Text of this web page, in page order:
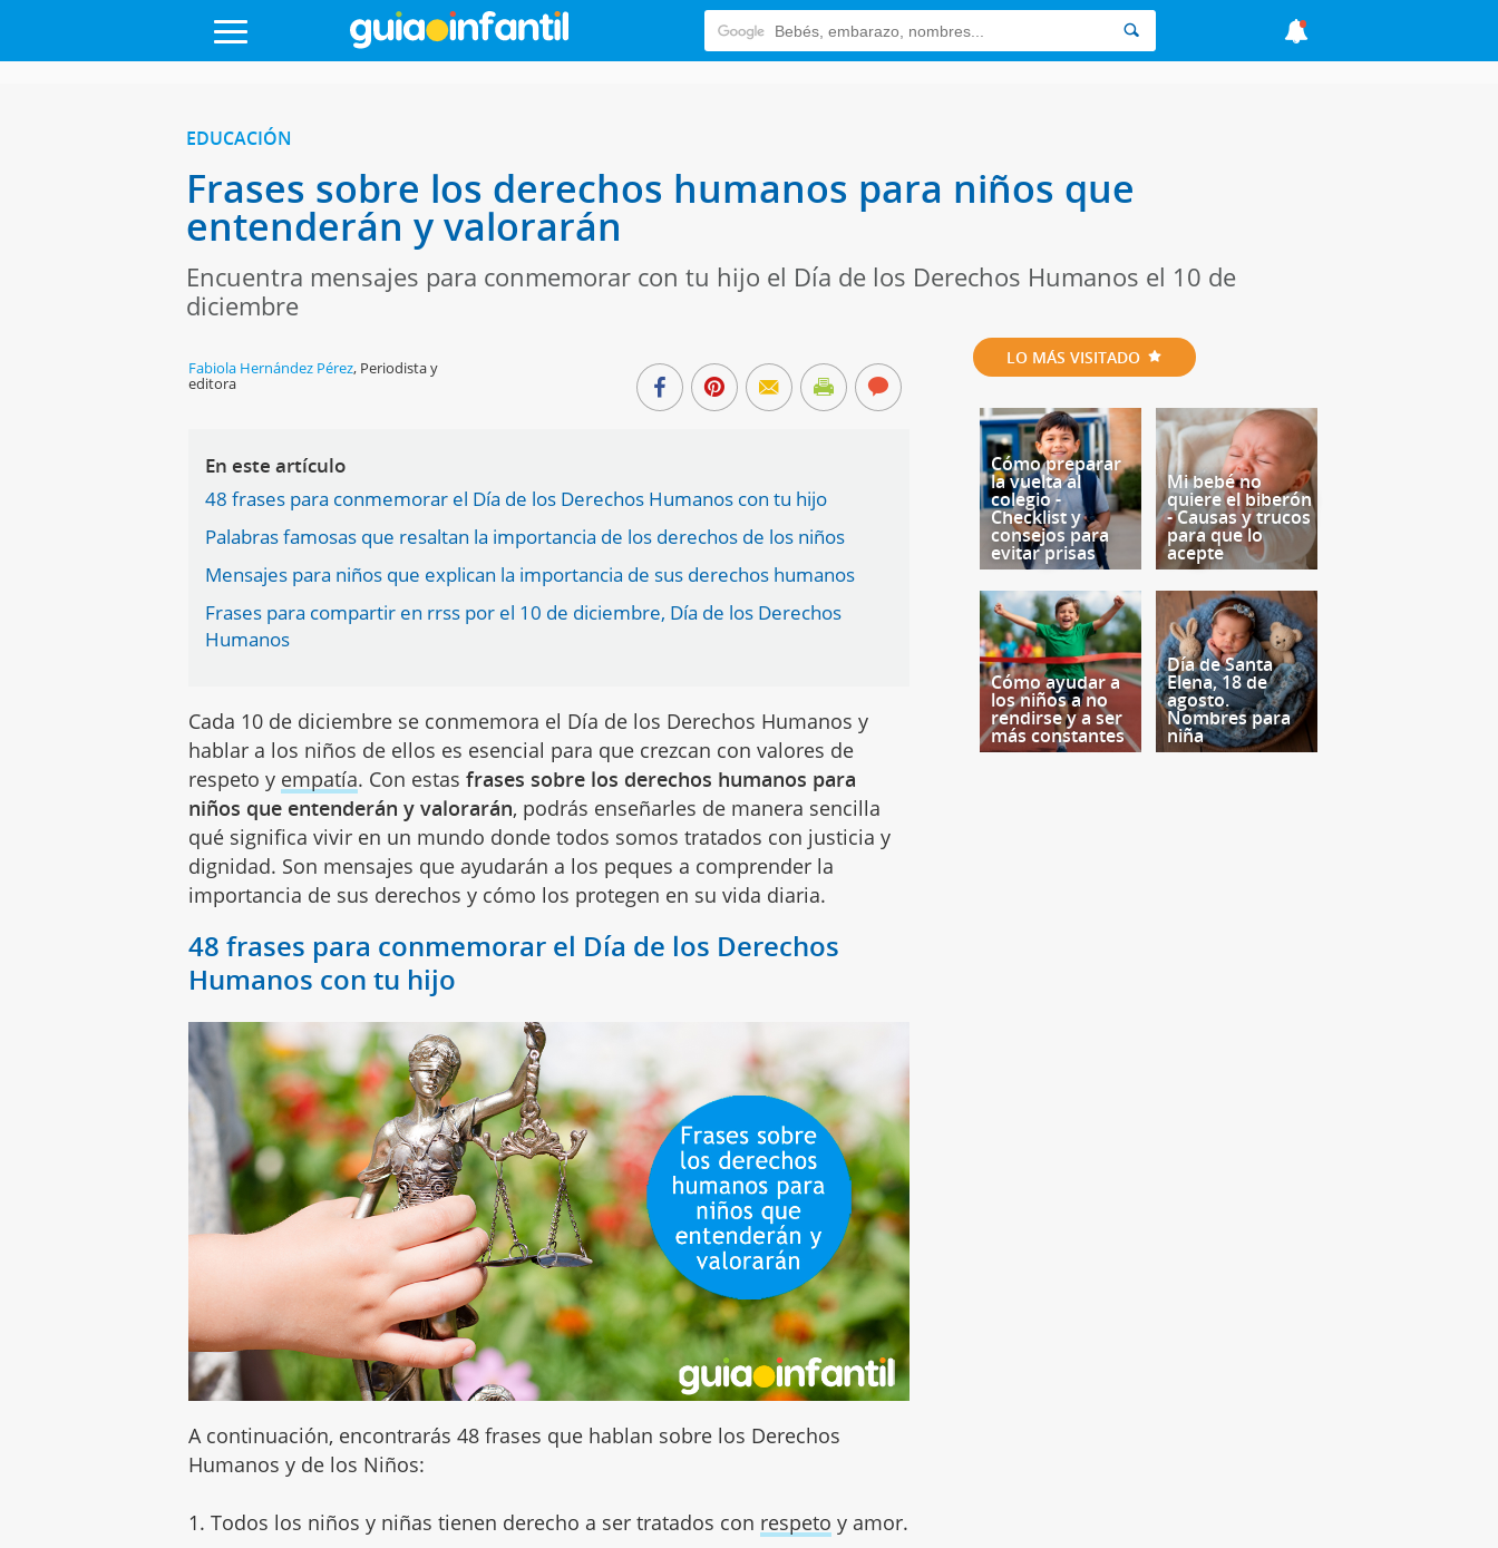
EDUCACIÓN
Frases sobre los derechos humanos para niños que
entenderán y valorarán
Encuentra mensajes para conmemorar con tu hijo el Día de los Derechos Humanos el 10 de
diciembre
Fabiola Hernández Pérez, Periodista y
editora
En este artículo
48 frases para conmemorar el Día de los Derechos Humanos con tu hijo
Palabras famosas que resaltan la importancia de los derechos de los niños
Mensajes para niños que explican la importancia de sus derechos humanos
Frases para compartir en rrss por el 10 de diciembre, Día de los Derechos
Humanos
Cada 10 de diciembre se conmemora el Día de los Derechos Humanos y
hablar a los niños de ellos es esencial para que crezcan con valores de
respeto y empatía. Con estasfrases sobre los derechos humanos para
niños que entenderán y valorarán, podrás enseñarles de manera sencilla
qué significa vivir en un mundo donde todos somos tratados con justicia y
dignidad. Son mensajes que ayudarán a los peques a comprender la
importancia de sus derechos y cómo los protegen en su vida diaria.
48 frases para conmemorar el Día de los Derechos
Humanos con tu hijo
A continuación, encontrarás 48 frases que hablan sobre los Derechos
Humanos y de los Niños:
1. Todos los niños y niñas tienen derecho a ser tratados con respeto y amor.
LO MÁS VISITADO
Cómo preparar
la vuelta al
colegio -
Checklist y
consejos para
evitar prisas
Mi bebé no
quiere el biberón
- Causas y trucos
para que lo
acepte
Cómo ayudar a
los niños a no
rendirse y a ser
más constantes
Día de Santa
Elena, 18 de
agosto.
Nombres para
niña